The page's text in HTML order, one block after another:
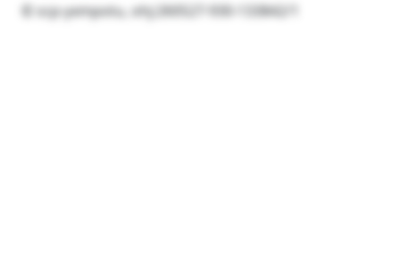
© scp-yxmpotu, ohj:260527-930-133842/1